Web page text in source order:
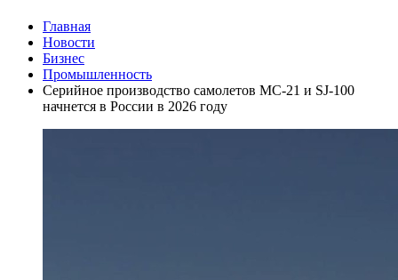
Главная
Новости
Бизнес
Промышленность
Серийное производство самолетов МС-21 и SJ-100
начнется в России в 2026 году